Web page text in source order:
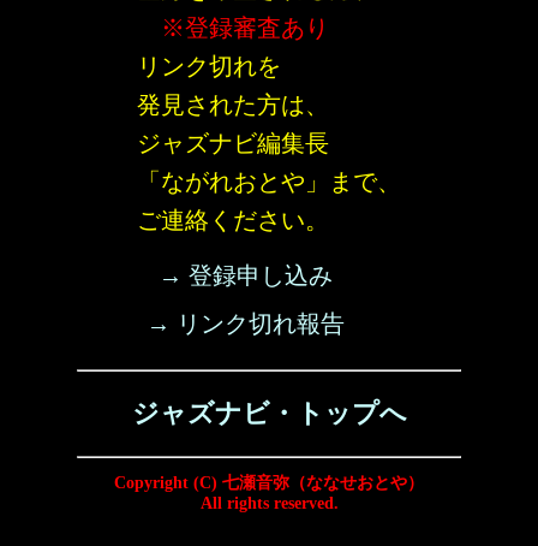
※登録審査あり
リンク切れを
発見された方は、
ジャズナビ編集長
「ながれおとや」まで、
ご連絡ください。
→ 登録申し込み
→ リンク切れ報告
ジャズナビ・トップへ
Copyright (C) 七瀬音弥（ななせおとや）
All rights reserved.